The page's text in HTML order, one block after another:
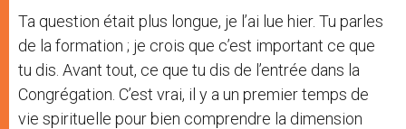
Ta question était plus longue, je l’ai lue hier. Tu parles
de la formation ; je crois que c’est important ce que
tu dis. Avant tout, ce que tu dis de l’entrée dans la
Congrégation. C’est vrai, il y a un premier temps de
vie spirituelle pour bien comprendre la dimension